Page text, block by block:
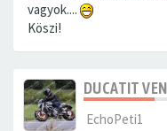
vagyok....
Köszi!
DUCATIT
EchoPeti1